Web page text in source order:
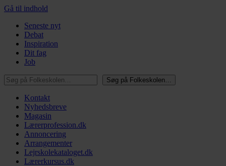
Gå til indhold
Seneste nyt
Debat
Inspiration
Dit fag
Job
Søg på Folkeskolen…
Søg på Folkeskolen…
Kontakt
Nyhedsbreve
Magasin
Lærerprofession.dk
Annoncering
Arrangementer
Lejrskolekataloget.dk
Lærerkursus.dk